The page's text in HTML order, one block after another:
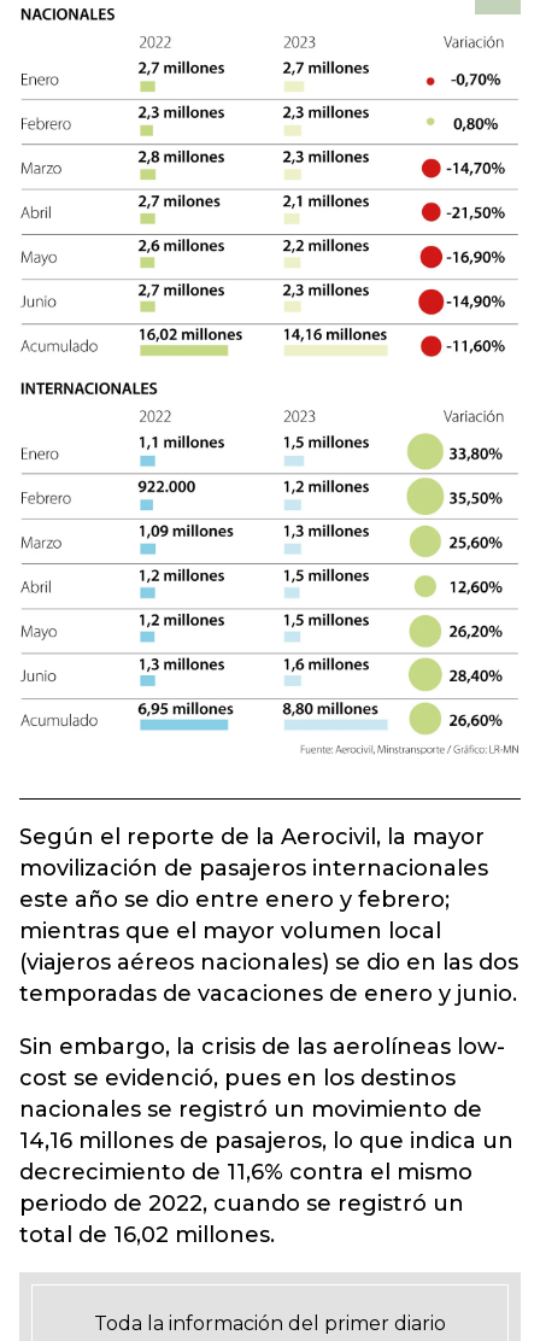
Según el reporte de la Aerocivil, la mayor
movilización de pasajeros internacionales
este año se dio entre enero y febrero;
mientras que el mayor volumen local
(viajeros aéreos nacionales) se dio en las dos
temporadas de vacaciones de enero y junio.
Sin embargo, la crisis de las aerolíneas low-
cost se evidenció, pues en los destinos
nacionales se registró un movimiento de
14,16 millones de pasajeros, lo que indica un
decrecimiento de 11,6% contra el mismo
periodo de 2022, cuando se registró un
total de 16,02 millones.
Toda la información del primer diario